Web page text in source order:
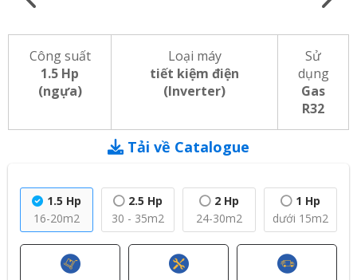
Công suất
1.5 Hp
(ngựa)
Loại máy
tiết kiệm điện
(Inverter)
Sử
dụng
Gas
R32
Tải về Catalogue
1.5 Hp
16-20m2
2.5 Hp
30 - 35m2
2 Hp
24-30m2
1 Hp
dưới 15m2